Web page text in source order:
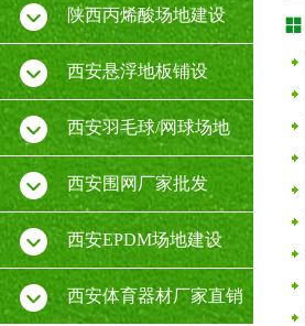
陕西丙烯酸场地建设
西安悬浮地板铺设
西安羽毛球/网球场地
西安围网厂家批发
西安EPDM场地建设
西安体育器材厂家直销